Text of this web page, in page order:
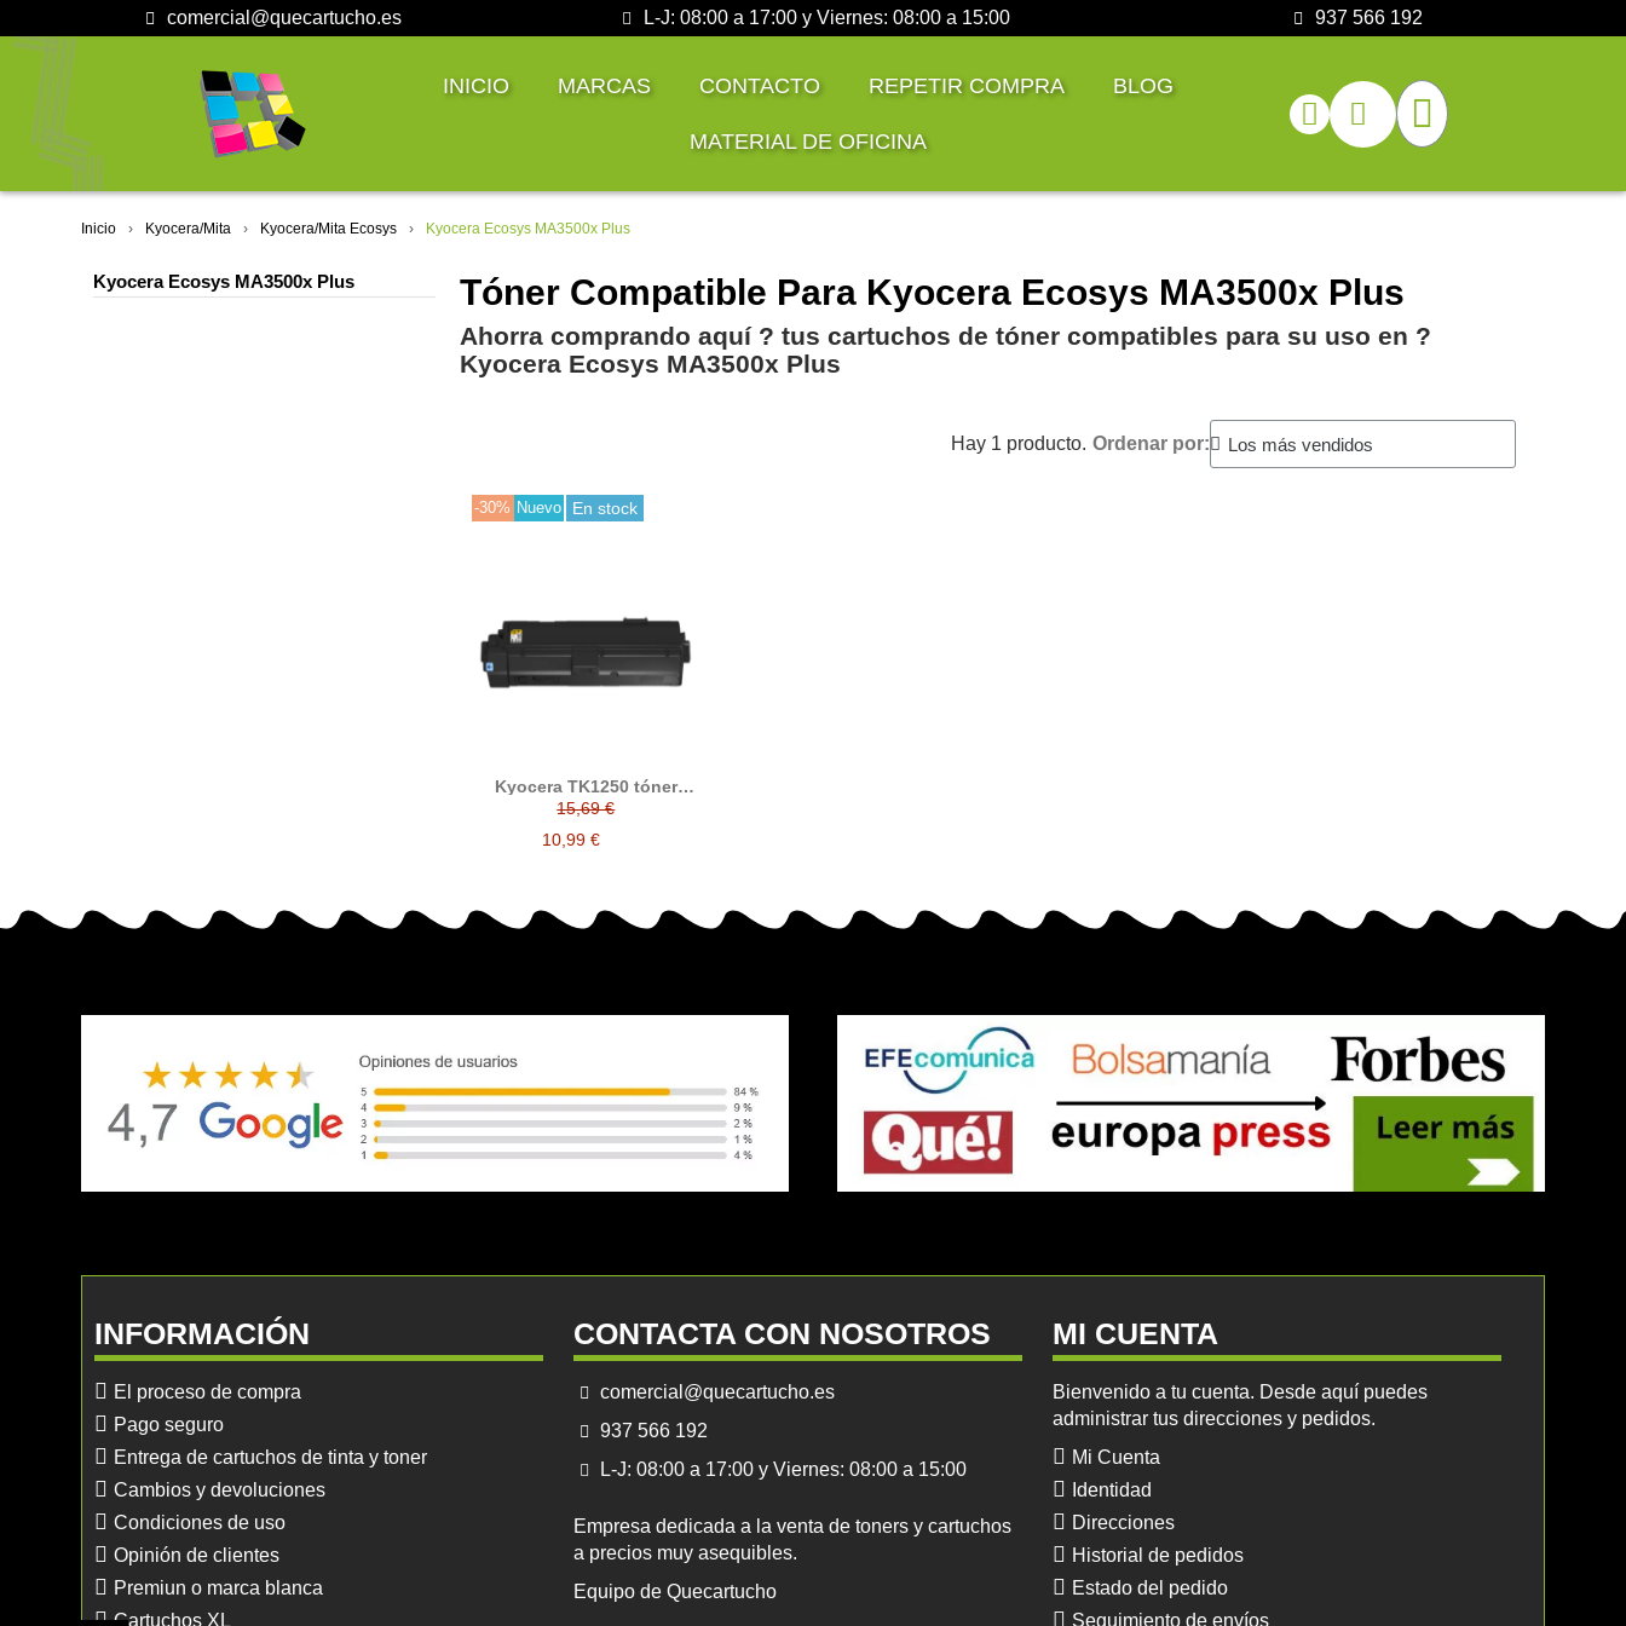
comercial@quecartucho.es L-J: 08:00 a 17:00 y Viernes: 08:00 a 15:00 937 566 192
INICIO MARCAS CONTACTO REPETIR COMPRA BLOG
MATERIAL DE OFICINA
Inicio Kyocera/Mita Kyocera/Mita Ecosys Kyocera Ecosys MA3500x Plus
Kyocera Ecosys MA3500x Plus Tóner Compatible Para Kyocera Ecosys MA3500x Plus
Ahorra comprando aquí ? tus cartuchos de tóner compatibles para su uso en ?️
Kyocera Ecosys MA3500x Plus
Hay 1 producto. Ordenar por:
-30% Nuevo En stock
Kyocera TK1250 tóner
compatible (1T0C3H0NL0)
15,69 €
10,99 €
INFORMACIÓN
El proceso de compra
Pago seguro
Entrega de cartuchos de tinta y toner
Cambios y devoluciones
Condiciones de uso
Opinión de clientes
Premiun o marca blanca
Cartuchos XL
CONTACTA CON NOSOTROS
comercial@quecartucho.es
937 566 192
L-J: 08:00 a 17:00 y Viernes: 08:00 a 15:00
Empresa dedicada a la venta de toners y cartuchos
a precios muy asequibles.
Equipo de Quecartucho
MI CUENTA
Bienvenido a tu cuenta. Desde aquí puedes
administrar tus direcciones y pedidos.
Mi Cuenta
Identidad
Direcciones
Historial de pedidos
Estado del pedido
Seguimiento de envíos